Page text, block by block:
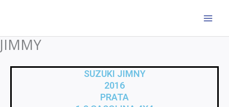
o
conteúdo
JIMMY
SUZUKI JIMNY
2016
PRATA